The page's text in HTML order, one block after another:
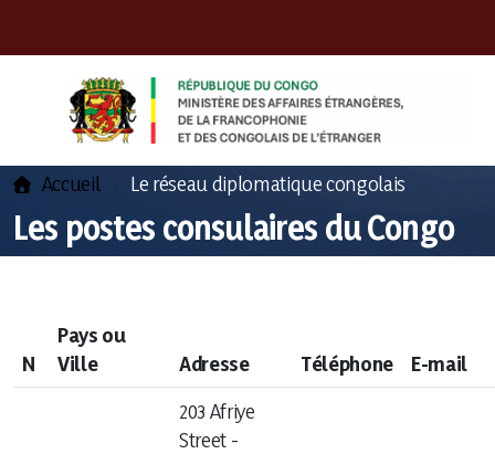
Accueil Le réseau diplomatique congolais
Les postes consulaires du Congo
N
Pays ou
Ville
Adresse Téléphone E-mail
203 Afriye
Street -
Présentation du Ministre